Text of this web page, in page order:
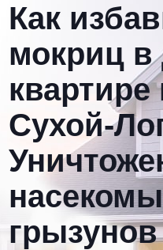
Как
мокриц в
квартире
Сухой-